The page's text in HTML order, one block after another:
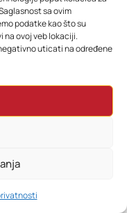
sa ovim
podatke kao što su
na ovoj veb lokaciji.
uticati na određene
KM
MOJ RAČUN